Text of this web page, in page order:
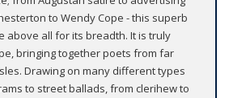
to Wendy Cope - this superb
above all for its breadth. It is truly
bringing together poets from far
Drawing on many different types
to street ballads, from clerihew to